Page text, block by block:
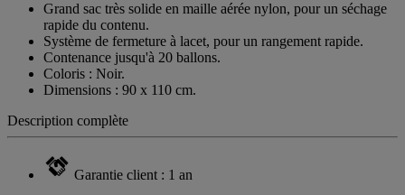
Grand sac très solide en maille aérée nylon, pour un séchage
rapide du contenu.
Système de fermeture à lacet, pour un rangement rapide.
Contenance jusqu'à 20 ballons.
Coloris : Noir.
Dimensions : 90 x 110 cm.
Description complète
Garantie client : 1 an